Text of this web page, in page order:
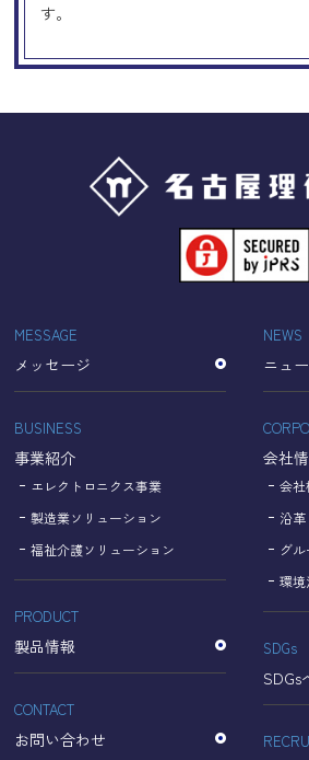
す。
Googleアナリティクス
当サイトでは、より良いサービスの提
ティの向上のため、Googleアナリティ
イトの利用状況などのデータ収集及び
す。その際、「Cookie」を通じて、
ドレスなどの情報を収集する場合があ
「Cookie」で収集される情報は個人を
収集されたデータはGoogleのプライバ
て管理されます。
なお、当サイトのご利用をもって、上
いてGoogle及び当サイトが行うデー
【Googleのプライバシーポリシー】
https://policies.google.com/
https://policies.google.com/
hl=ja
個人情報に関するお問い
名古屋理研電具株式会社
TEL：052-833-1248
MESSAGE
メッセージ
BUSINESS
事業紹介
エレクトロニクス事業
製造業ソリューション
福祉介護ソリューション
PRODUCT
製品情報
CONTACT
お問い合わせ
NEWS
ニュ
会社
会社
沿革
グ
環境
SDGs
SDGs